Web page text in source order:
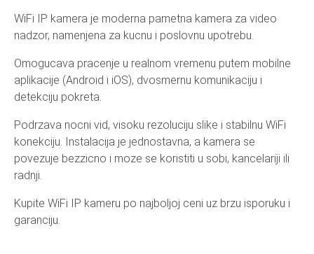
WiFi IP kamera je moderna pametna kamera za video
nadzor, namenjena za kucnu i poslovnu upotrebu.
Omogucava pracenje u realnom vremenu putem mobilne
aplikacije (Android i iOS), dvosmernu komunikaciju i
detekciju pokreta.
Podrzava nocni vid, visoku rezoluciju slike i stabilnu WiFi
konekciju. Instalacija je jednostavna, a kamera se
povezuje bezzicno i moze se koristiti u sobi, kancelariji ili
radnji.
Kupite WiFi IP kameru po najboljoj ceni uz brzu isporuku i
garanciju.